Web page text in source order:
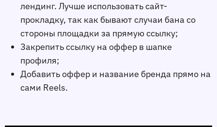
лендинг. Лучше использовать сайт-
прокладку, так как бывают случаи бана со
стороны площадки за прямую ссылку;
Закрепить ссылку на оффер в шапке
профиля;
Добавить оффер и название бренда прямо на
сами Reels.